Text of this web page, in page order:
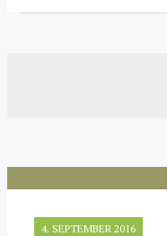
4. SEPTEMBER 2016